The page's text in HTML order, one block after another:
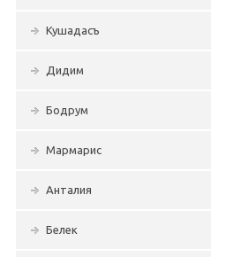
Кушадасъ
Дидим
Бодрум
Мармарис
Анталия
Белек